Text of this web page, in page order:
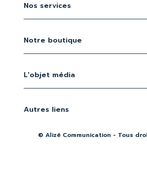
Nos services
Notre boutique
L'objet média
Autres liens
© Alizé Communication - Tous